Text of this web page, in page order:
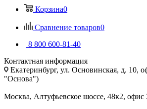
Корзина0
Сравнение товаров0
8 800 600-81-40
Контактная информация
Екатеринбург, ул. Основинская, д. 10,
"Основа")
Москва, Алтуфьевское шоссе, 48к2,